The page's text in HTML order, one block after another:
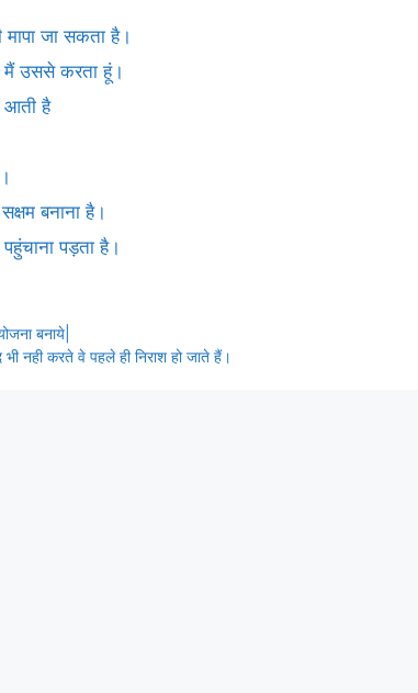
जा सकता है।
मैं उससे करता हूं।
आती है
बनाना है।
पड़ता है।
बनाये|
नही करते वे पहले ही निराश हो जाते हैं।